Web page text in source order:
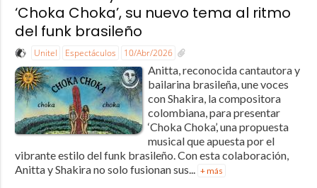
‘Choka Choka’, su nuevo tema al ritmo
del funk brasileño
Unitel Espectáculos 10/Abr/2026
Anitta, reconocida cantautora y
bailarina brasileña, une voces
con Shakira, la compositora
colombiana, para presentar
‘Choka Choka’, una propuesta
musical que apuesta por el
vibrante estilo del funk brasileño. Con esta colaboración,
Anitta y Shakira no solo fusionan sus...
+ más